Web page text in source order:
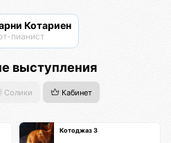
Котариен
пианист
выступления
Солики Кабинет
Котоджаз 3